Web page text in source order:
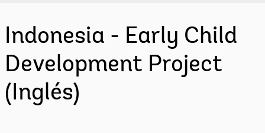
Indonesia - Early Child
Development Project
(Inglés)